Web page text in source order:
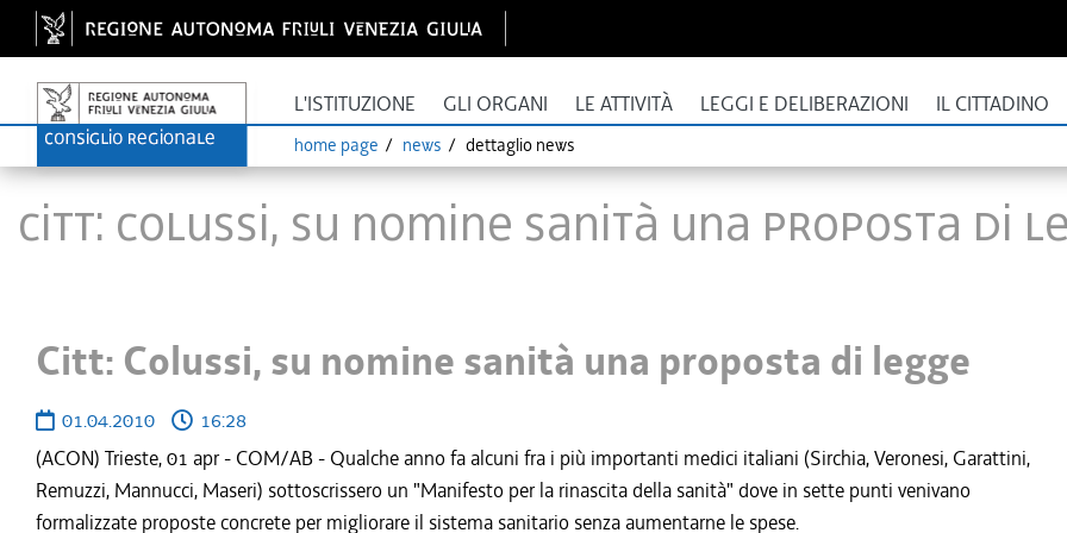
L'ISTITUZIONE GLI ORGANI LE ATTIVITÀ LEGGI E DELIBERAZIONI IL CITTADINO
home page news dettaglio news
Citt: Colussi, su nomine sanità una proposta di
Citt: Colussi, su nomine sanità una proposta di legge
01.04.2010
16:28
(ACON) Trieste, 01 apr - COM/AB - Qualche anno fa alcuni fra i più importanti medici italiani (Sirchia, Veronesi, Garattini,
Remuzzi, Mannucci, Maseri) sottoscrissero un "Manifesto per la rinascita della sanità" dove in sette punti venivano
formalizzate proposte concrete per migliorare il sistema sanitario senza aumentarne le spese.